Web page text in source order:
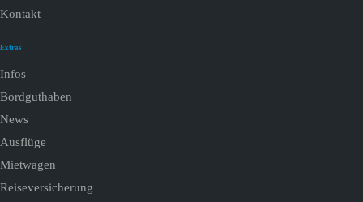
Kontakt
Extras
Infos
Bordguthaben
News
Ausflüge
Mietwagen
Reiseversicherung